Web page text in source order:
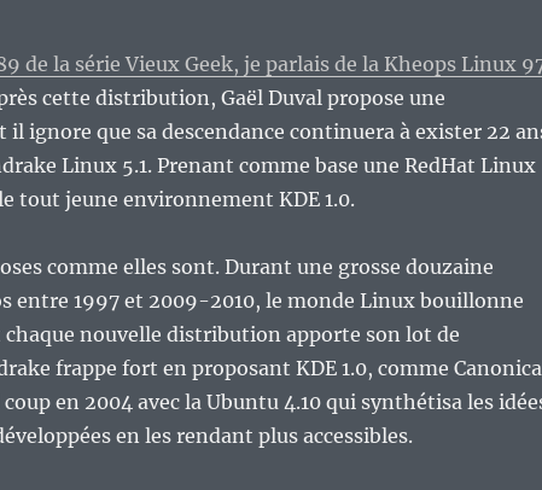
de la série Vieux Geek, je parlais de la Kheops Linux
cette distribution, Gaël Duval propose une
ignore que sa descendance continuera à exister 22
Linux 5.1. Prenant comme base une RedHat Linux
tout jeune environnement KDE 1.0.
comme elles sont. Durant une grosse douzaine
entre 1997 et 2009-2010, le monde Linux bouillonne
nouvelle distribution apporte son lot de
frappe fort en proposant KDE 1.0, comme
en 2004 avec la Ubuntu 4.10 qui synthétisa les
en les rendant plus accessibles.